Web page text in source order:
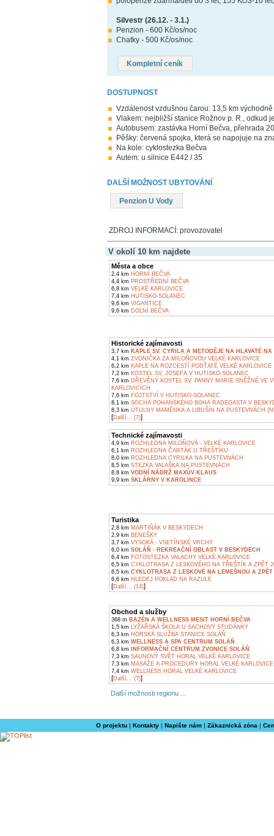
Silvestr (26.12. - 3.1.)
Penzion - 600 Kč/os/noc
Chatky - 500 Kč/os/noc
Kompletní ceník
DOSTUPNOST
Vzdálenost vzdušnou čarou: 13,5 km
Vlakem: nejbližší stanice Rožnov p. R., odkud
Autobusem: zastávka Horní Bečva, přehrada
Pěšky: červená spojka, která se napojuje na
Na kole: cyklostezka Bečva
Autem: u silnice E442 / 35
DALŠÍ MOŽNOST UBYTOVÁNÍ
Penzion U Vody
ZDROJ INFORMACÍ: provozovatel
V okolí 10 km najdete
Města a obce
2,4 km HORNÍ BEČVA
4,4 km PROSTŘEDNÍ BEČVA
6,8 km VELKÉ KARLOVICE
7,4 km HUTISKO-SOLANEC
9,6 km VIGANTICE
9,6 km DOLNÍ BEČVA
Historické zajímavosti
3,7 km KAPLE SV. CYRILA A METODĚJE NA HLAVATÉ NA
4,1 km ZVONIČKA ZA MILOŇOVOU VELKÉ KARLOVICE
6,2 km KAPLE NA ROZCESTÍ PODŤATÉ VELKÉ KARLOVICE
7,2 km KOSTEL SV. JOSEFA V HUTISKO-SOLANEC
7,6 km DŘEVĚNÝ KOSTEL SV. PANNY MARIE SNĚŽNÉ VE
KARLOVICÍCH
7,6 km FOJTSTVÍ V HUTISKO-SOLANEC
8,1 km SOCHA POHANSKÉHO BOHA RADEGASTA V
8,3 km ÚTULNY MAMĚNKA A LIBUŠÍN NA PUSTEVNÁCH
[Další... (7)]
Technické zajímavosti
4,9 km ROZHLEDNA MILOŇOVÁ - VELKÉ KARLOVICE
6,1 km ROZHLEDNA ČARTÁK U TŘEŠTÍKU
8,0 km ROZHLEDNA CYRILKA NA PUSTEVNÁCH
8,5 km STEZKA VALAŠKA NA PUSTEVNÁCH
8,8 km VODNÍ NÁDRŽ MAXŮV KLAUS
9,9 km SKLÁRNY V KAROLINCE
Turistika
2,8 km MARTIŇÁK V BESKYDECH
2,9 km BENEŠKY
3,7 km VYSOKÁ - VSETÍNSKÉ VRCHY
6,0 km SOLÁŇ - REKREAČNÍ OBLAST V BESKYDECH
6,4 km FOTOSTEZKA VALACHY VELKÉ KARLOVICE
6,5 km CYKLOTRASA Z LESKOVÉHO NA TŘEŠTÍK A ZPĚT
6,5 km CYKLOTRASA Z LESKOVÉ NA LEMEŠNOU A ZPĚT
6,6 km HLEDEJ POKLAD NA RAZULE
[Další... (14)]
Obchod a služby
368 m BAZÉN A WELLNESS MESIT HORNÍ BEČVA
1,5 km LYŽAŘSKÁ ŠKOLA U SACHOVY STUDÁNKY
6,3 km HORSKÁ SLUŽBA STANICE SOLÁŇ
6,3 km WELLNESS A SPA CENTRUM SOLÁŇ
6,8 km
INFORMAČNÍ CENTRUM ZVONICE SOLÁŇ
7,3 km SAUNOVÝ SVĚT HORAL VELKÉ KARLOVICE
7,3 km MASÁŽE A PROCEDURY HORAL VELKÉ KARLOVICE
7,4 km WELLNESS HORAL VELKÉ KARLOVICE
[Další... (7)]
Další možnosti regionu ...
O projektu| Kontakty| Napište nám| Zákaznická zóna |